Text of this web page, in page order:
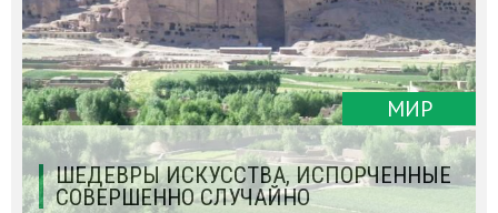
МИР
ШЕДЕВРЫ ИСКУССТВА, ИСПОРЧЕННЫЕ
СОВЕРШЕННО СЛУЧАЙНО